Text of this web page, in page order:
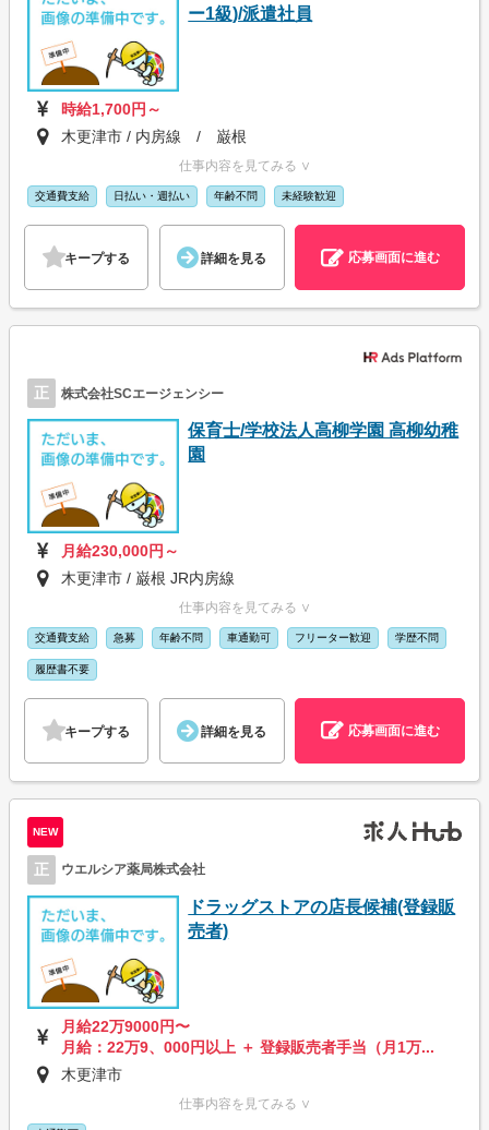
ー1級)/派遣社員
時給1,700円～
木更津市 / 内房線 / 巌根
仕事内容を見てみる ∨
交通費支給 日払い・週払い 年齢不問 未経験歓迎
キープする 詳細を見る 応募画面に進む
正 株式会社SCエージェンシー
保育士/学校法人高柳学園 高柳幼稚
園
月給230,000円～
木更津市 / 巌根 JR内房線
仕事内容を見てみる ∨
交通費支給 急募 年齢不問 車通勤可 フリーター歓迎 学歴不問
履歴書不要
キープする 詳細を見る 応募画面に進む
NEW
正 ウエルシア薬局株式会社
ドラッグストアの店長候補(登録販
売者)
月給22万9000円〜
月給：22万9、000円以上 ＋ 登録販売者手当（月1万...
木更津市
仕事内容を見てみる ∨